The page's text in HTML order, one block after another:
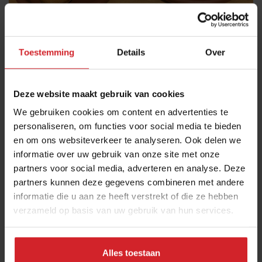
Toestemming Details Over
Deze website maakt gebruik van cookies
We gebruiken cookies om content en advertenties te
personaliseren, om functies voor social media te bieden
en om ons websiteverkeer te analyseren. Ook delen we
informatie over uw gebruik van onze site met onze
partners voor social media, adverteren en analyse. Deze
partners kunnen deze gegevens combineren met andere
informatie die u aan ze heeft verstrekt of die ze hebben
verzameld op basis van uw gebruik van hun services.
Alles toestaan
Overgave en ontspanning
Tussen de gangen door worden deelnemers met
diverse attributen aangeraakt en gemasseerd. Een
speciale constructie wordt aan de nek gehangen zodat
armen en en rug kunnen ontspannen. Ook
ademhalingsoefeningen die zorgen voor de aanmaak
begeleid: "Inhale… Exhale..." Het doel van het
experimentele ontbijt is dat gasten zich overleveren